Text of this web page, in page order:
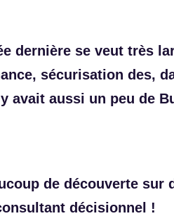
dernière se veut très
sécurisation des,
avait aussi un peu de
de découverte
décisionnel !